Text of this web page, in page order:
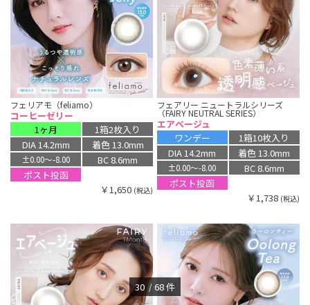
フェリアモ（feliamo）
コーヒーゼリー
1ヶ月
1箱2枚入り
DIA 14.2mm
着色 13.0mm
±0.00〜-8.00
BC 8.6mm
ポスト投函
￥1,650 (税込)
フェアリー ニュートラルシリーズ
（FAIRY NEUTRAL SERIES）
エアベージュ
ワンデー
1箱10枚入り
DIA 14.2mm
着色 13.0mm
±0.00〜-8.00
BC 8.6mm
ポスト投函
￥1,738 (税込)
30 68件